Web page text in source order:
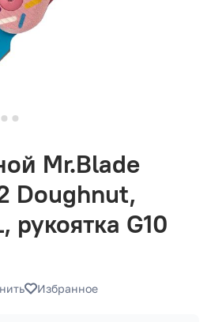
Mr.Blade
Doughnut,
рукоятка G10
Избранное